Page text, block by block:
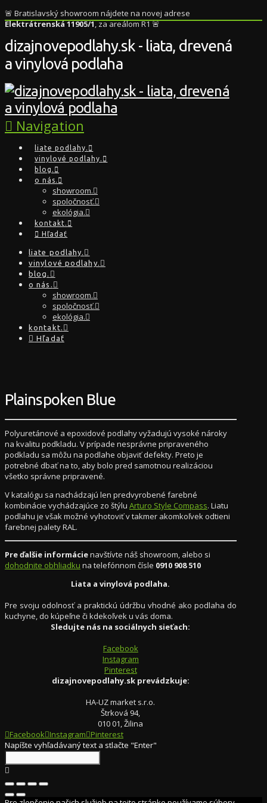
🚨 Bratislavský showroom nájdete na novej adrese
Elektrátrenská 11905/1, za areálom R1 🚨
dizajnovepodlahy.sk - liata, drevená
a vinylová podlaha
Navigation
liate podlahy.
vinylové podlahy.
blog.
o nás.
showroom.
spoločnosť.
ekológia.
kontakt.
Hľadať
liate podlahy.
vinylové podlahy.
blog.
o nás.
showroom.
spoločnosť.
ekológia.
kontakt.
Hľadať
Plainspoken Blue
Polyuretánové a epoxidové podlahy vyžadujú vysoké nároky
na kvalitu podkladu. V prípade nesprávne pripraveného
podkladu sa môžu na podlahe objaviť defekty. Preto je
potrebné dbať na to, aby bolo pred samotnou realizáciou
všetko správne pripravené.
V katalógu sa nachádzajú len predvyrobené farebné
kombinácie vychádzajúce zo štýlu Arturo Style Compass. Liatu
podlahu je však možné vyhotoviť v takmer akomkoľvek odtieni
farebnej palety RAL.
Pre ďalšie informácienavštívte náš showroom, alebo si
dohodnite obhliadku na telefónnom čísle 0910 908 510
Liata a vinylová podlaha.
Pre svoju odolnosť a praktickú údržbu vhodné ako podlaha do
kuchyne, do kúpeľne či kdekoľvek u vás doma.
Sledujte nás na sociálnych sieťach:
Facebook
Instagram
Pinterest
dizajnovepodlahy.sk prevádzkuje:
HA-UZ market s.r.o.
Štrková 94,
010 01, Žilina
Facebook Instagram Pinterest
Napíšte vyhľadávaný text a stlačte "Enter"